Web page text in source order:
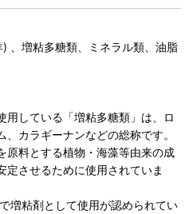
、増粘多糖類、ミネラル類、油脂
用している「増粘多糖類」は、ロ
カラギーナンなどの総称です。
原料とする植物・海藻等由来の成
定させるために使用されていま
増粘剤として使用が認められてい